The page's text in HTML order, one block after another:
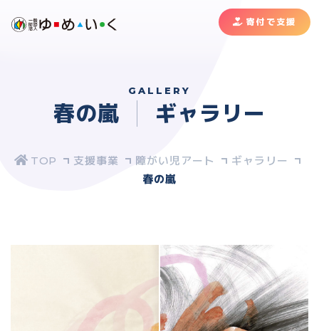
寄付で支援
GALLERY
春の嵐 ギャラリー
支援事業 障がい児アート
ギャラリー
春の嵐